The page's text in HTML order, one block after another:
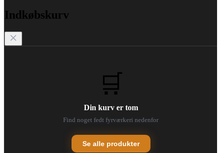
Indkøbskurv
🛒
Din kurv er tom
Find noget fedt fyrværkeri nedenfor
Se alle produkter